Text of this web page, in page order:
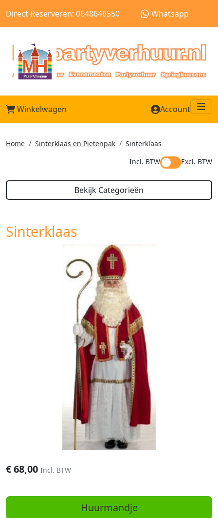
Direct Reserveren: 0648646550 Whatsapp
Winkelwagen Account
Home Sinterklaas en Pietenpak
Sinterklaas
Incl. BTW
Excl. BTW
Bekijk Categorieën
Sinterklaas
€68,00 Incl. BTW
Huurmandje